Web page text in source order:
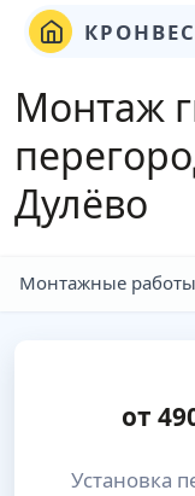
Монтаж
Дулёво
Монтажные работы
от
Установка